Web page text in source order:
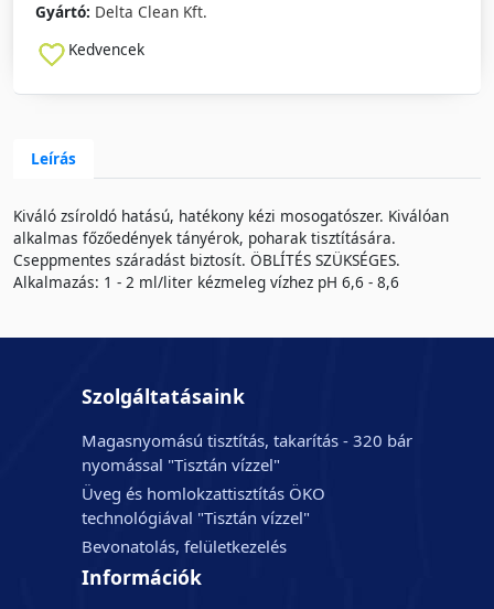
Gyártó: Delta Clean Kft.
Kedvencek
Leírás
Kiváló zsíroldó hatású, hatékony kézi mosogatószer. Kiválóan
alkalmas főzőedények tányérok, poharak tisztítására.
Cseppmentes száradást biztosít. ÖBLÍTÉS SZÜKSÉGES.
Alkalmazás: 1 - 2 ml/liter kézmeleg vízhez pH 6,6 - 8,6
Szolgáltatásaink
Magasnyomású tisztítás, takarítás - 320 bár
nyomással "Tisztán vízzel"
Üveg és homlokzattisztítás ÖKO
technológiával "Tisztán vízzel"
Bevonatolás, felületkezelés
Információk